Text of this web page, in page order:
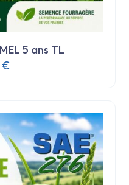
5 ans TL
€